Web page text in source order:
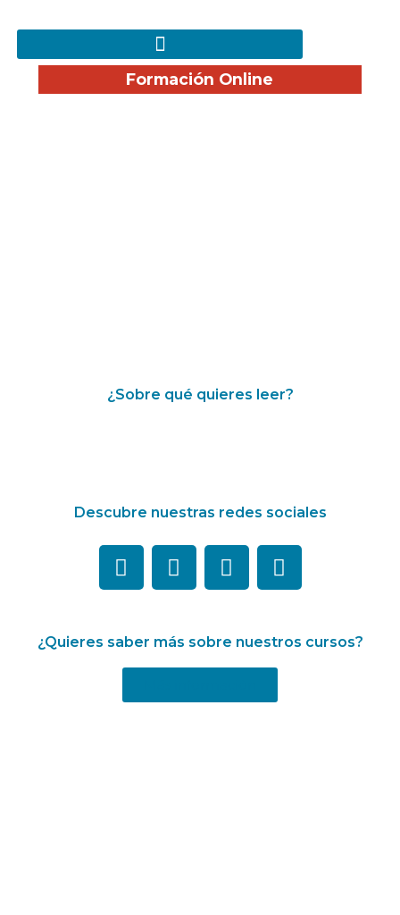
Formación Online
¿Sobre qué quieres leer?
Descubre nuestras redes sociales
¿Quieres saber más sobre nuestros cursos?